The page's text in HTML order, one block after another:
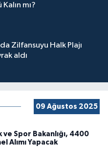
mı?
Zilfansuyu Halk Plajı
aldı
09 Ağustos 2025
ve Spor Bakanlığı, 4400
Alımı Yapacak